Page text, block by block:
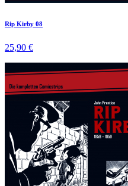
Rip Kirby 08
25,90 €